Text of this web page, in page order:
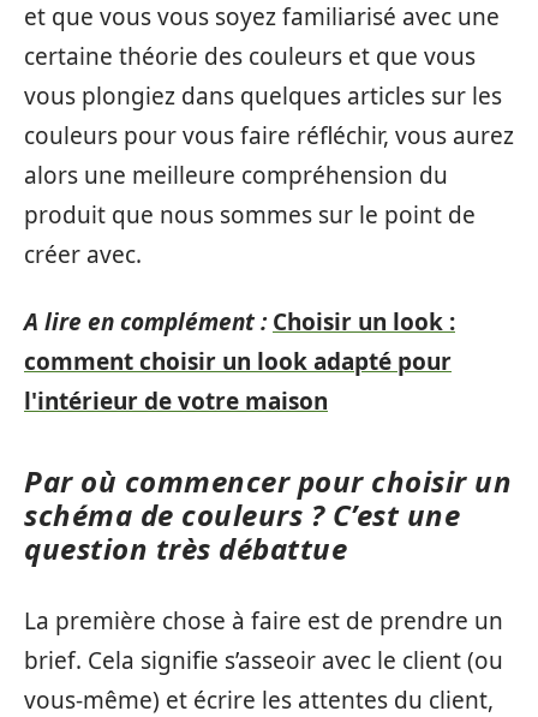
et que vous vous soyez familiarisé avec une
certaine théorie des couleurs et que vous
vous plongiez dans quelques articles sur les
couleurs pour vous faire réfléchir, vous aurez
alors une meilleure compréhension du
produit que nous sommes sur le point de
créer avec.
A lire en complément : Choisir un look :
comment choisir un look adapté pour
l'intérieur de votre maison
Par où commencer pour choisir un
schéma de couleurs ? C’est une
question très débattue
La première chose à faire est de prendre un
brief. Cela signifie s’asseoir avec le client (ou
vous-même) et écrire les attentes du client,